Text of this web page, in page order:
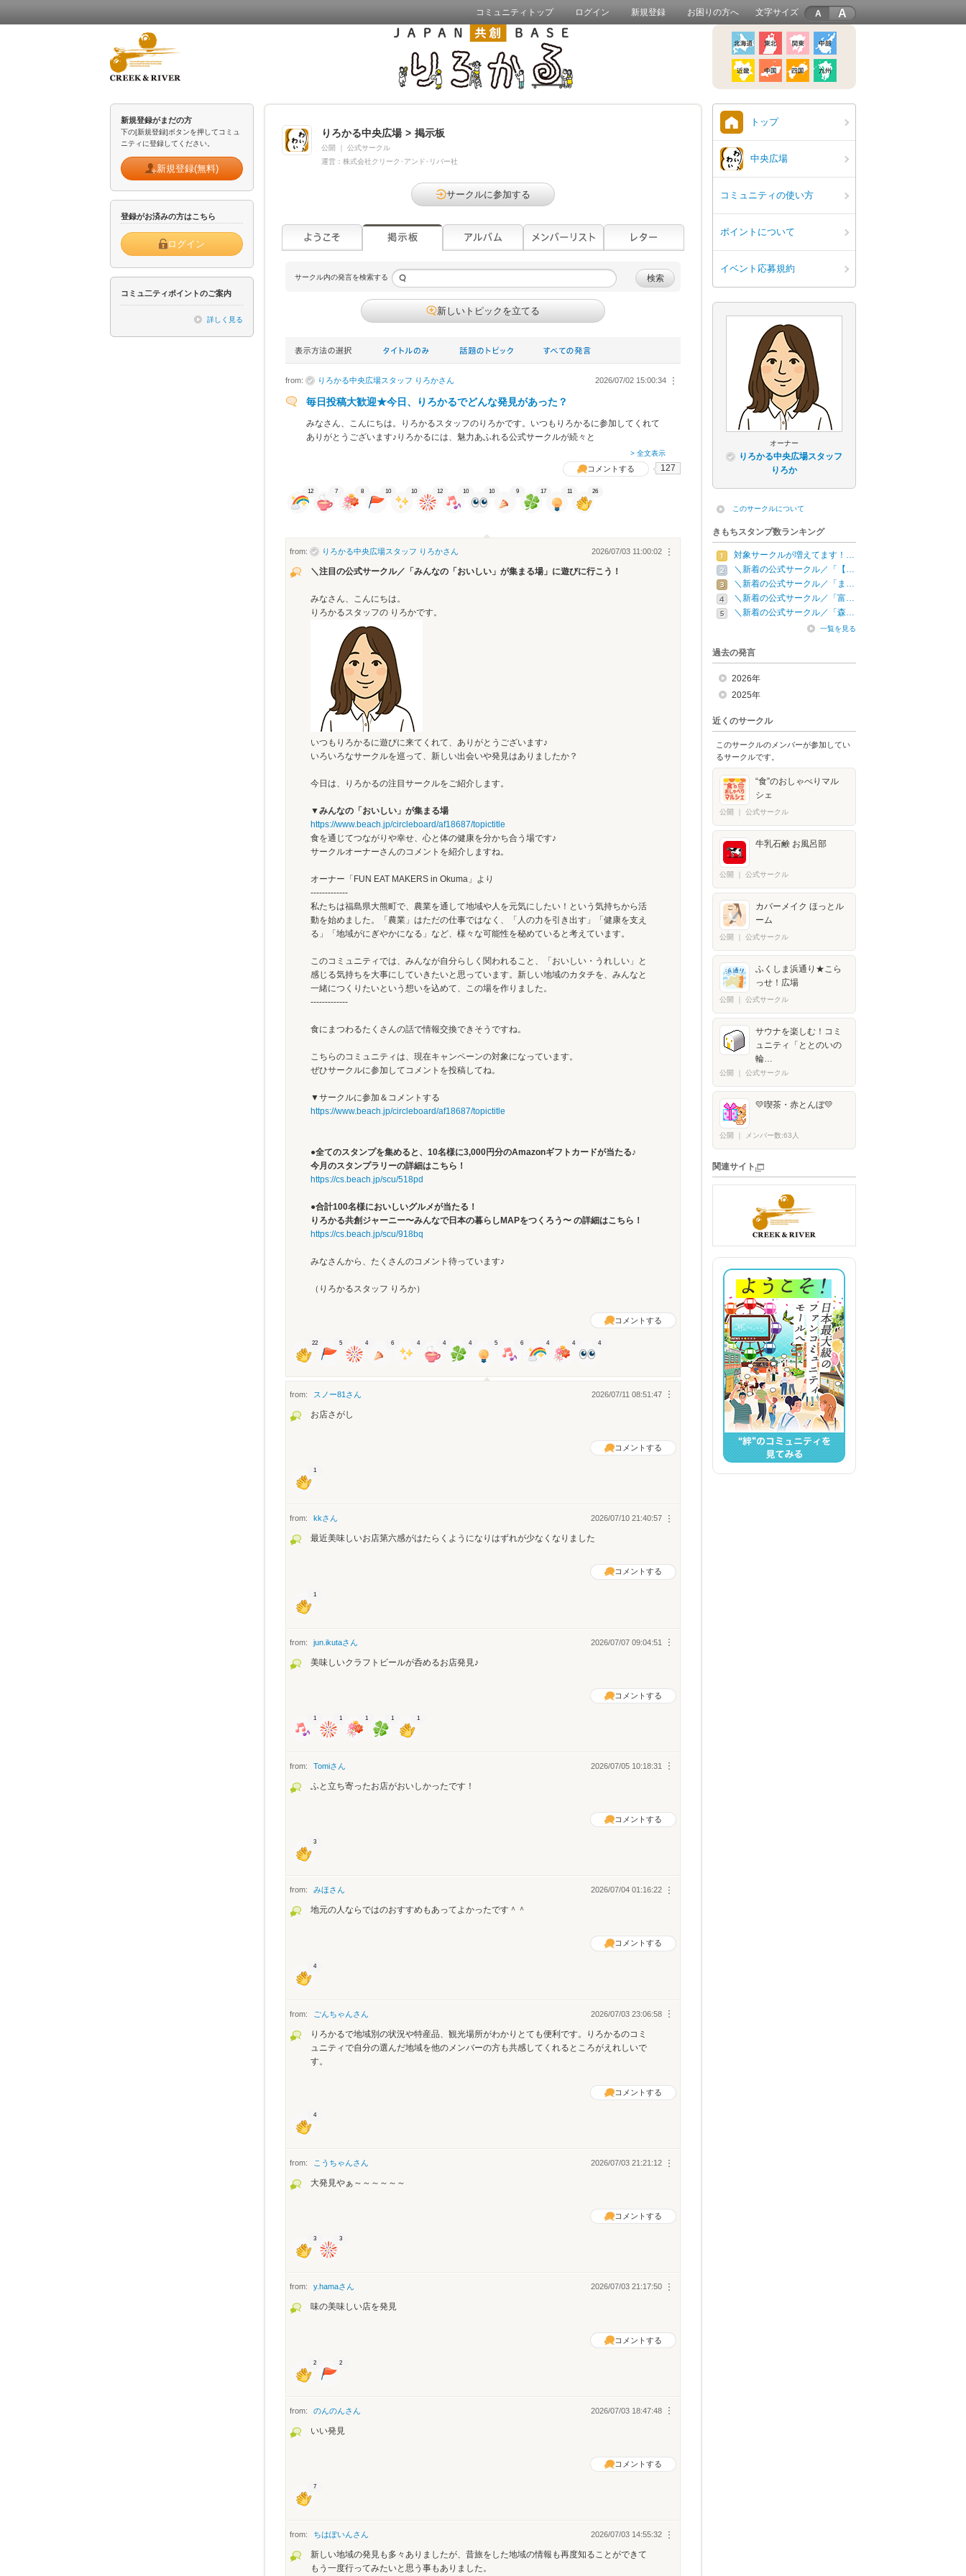
コミュニティトップ ログイン 新規登録 お困りの方へ 文字サイズ A
新規登録がまだの方
下の[新規登録]ボタンを押してコミュ
ニティに登録してください。
新規登録(無料)
登録がお済みの方はこちら
ログイン
コミュ二ティポイントのご案内
詳しく見る
りろかる中央広場 > 掲示板
公開
公式サークル
運営： 株式会社クリーク･アンド･リバー社
サークルに参加する
サークル内の発言を検索する 検索
新しいトピックを立てる
from: りろかる中央広場スタッフ りろかさん ︙
2026/07/02 15:00:34
毎日投稿大歓迎★今日、りろかるでどんな発見があった？
みなさん、こんにちは。りろかるスタッフのりろかです。いつもりろかるに参加してくれて
ありがとうございます♪りろかるには、魅力あふれる公式サークルが続々と
> 全文表示
コメントする 127
12 7 8 10 10 12 10 10 9 17 11 26
from: りろかる中央広場スタッフ りろかさん ︙
2026/07/03 11:00:02
＼注目の公式サークル／「みんなの「おいしい」が集まる場」に遊びに行こう！
みなさん、こんにちは。
りろかるスタッフの りろかです。
いつもりろかるに遊びに来てくれて、ありがとうございます♪
いろいろなサークルを巡って、新しい出会いや発見はありましたか？
今日は、りろかるの注目サークルをご紹介します。
▼みんなの「おいしい」が集まる場
https://www.beach.jp/circleboard/af18687/topictitle
食を通じてつながりや幸せ、心と体の健康を分かち合う場です♪
サークルオーナーさんのコメントを紹介しますね。
オーナー「FUN EAT MAKERS in Okuma」より
-------------
私たちは福島県大熊町で、農業を通して地域や人を元気にしたい！という気持ちから活
動を始めました。「農業」はただの仕事ではなく、「人の力を引き出す」「健康を支え
る」「地域がにぎやかになる」など、様々な可能性を秘めていると考えています。
このコミュニティでは、みんなが自分らしく関われること、「おいしい・うれしい」と
感じる気持ちを大事にしていきたいと思っています。新しい地域のカタチを、みんなと
一緒につくりたいという想いを込めて、この場を作りました。
-------------
食にまつわるたくさんの話で情報交換できそうですね。
こちらのコミュニティは、現在キャンペーンの対象になっています。
ぜひサークルに参加してコメントを投稿してね。
▼サークルに参加＆コメントする
https://www.beach.jp/circleboard/af18687/topictitle
●全てのスタンプを集めると、10名様に3,000円分のAmazonギフトカードが当たる♪
今月のスタンプラリーの詳細はこちら！
https://cs.beach.jp/scu/518pd
●合計100名様においしいグルメが当たる！
りろかる共創ジャーニー〜みんなで日本の暮らしMAPをつくろう〜 の詳細はこちら！
https://cs.beach.jp/scu/918bq
みなさんから、たくさんのコメント待っています♪
（りろかるスタッフ りろか）
コメントする
22 5 4 6 4 4 4 5 6 4 4 4
from: スノー81 さん ︙
2026/07/11 08:51:47
お店さがし
コメントする
1
from: kkさん ︙
2026/07/10 21:40:57
最近美味しいお店第六感がはたらくようになりはずれが少なくなりました
コメントする
1
from: jun.ikutaさん ︙
2026/07/07 09:04:51
美味しいクラフトビールが呑めるお店発見♪
コメントする
1 1 1 1 1
from: Tomiさん ︙
2026/07/05 10:18:31
ふと立ち寄ったお店がおいしかったです！
コメントする
3
from: みほさん ︙
2026/07/04 01:16:22
地元の人ならではのおすすめもあってよかったです＾＾
コメントする
4
from: ごんちゃんさん ︙
2026/07/03 23:06:58
りろかるで地域別の状況や特産品、観光場所がわかりとても便利です。りろかるのコミ
ュニティで自分の選んだ地域を他のメンバーの方も共感してくれるところがえれしいで
す。
コメントする
4
from: こうちゃんさん ︙
2026/07/03 21:21:12
大発見やぁ～～～～～～
コメントする
3 3
from: y.hamaさん ︙
2026/07/03 21:17:50
味の美味しい店を発見
コメントする
2 2
from: のんのんさん ︙
2026/07/03 18:47:48
いい発見
コメントする
7
from: ちはぽいんさん ︙
2026/07/03 14:55:32
新しい地域の発見も多々ありましたが、昔旅をした地域の情報も再度知ることができて
もう一度行ってみたいと思う事もありました。
トップ
中央広場
コミュニティの使い方
ポイントについて
イベント応募規約
オーナー
りろかる中央広場スタッフ
りろか
このサークルについて
きもちスタンプ数ランキング
対象サークルが増えてます！…
＼新着の公式サークル／「【…
＼新着の公式サークル／「ま…
＼新着の公式サークル／「富…
＼新着の公式サークル／「森…
一覧を見る
過去の発言
2026年
2025年
近くのサークル
このサークルのメンバーが参加してい
るサークルです。
“食”のおしゃべりマル
シェ
公開 公式サークル
牛乳石鹸 お風呂部
公開 公式サークル
カバーメイク ほっとル
ーム
公開 公式サークル
ふくしま浜通り★こら
っせ！広場
公開 公式サークル
サウナを楽しむ！コミ
ュニティ「ととのいの
輪…
公開 公式サークル
💛喫茶・赤とんぼ💛
公開 メンバー数:63人
関連サイト